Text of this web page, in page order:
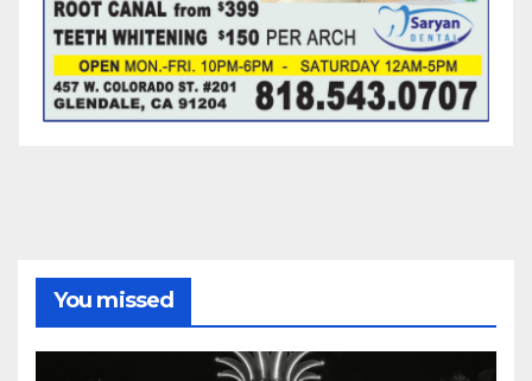
You missed